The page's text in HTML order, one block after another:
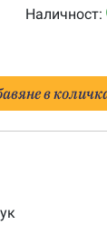
Наличност:
в